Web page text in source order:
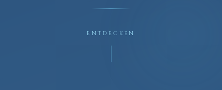
ENTDECKEN